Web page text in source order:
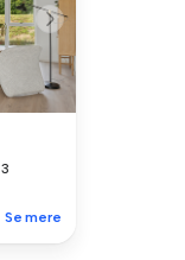
|3
Se mere